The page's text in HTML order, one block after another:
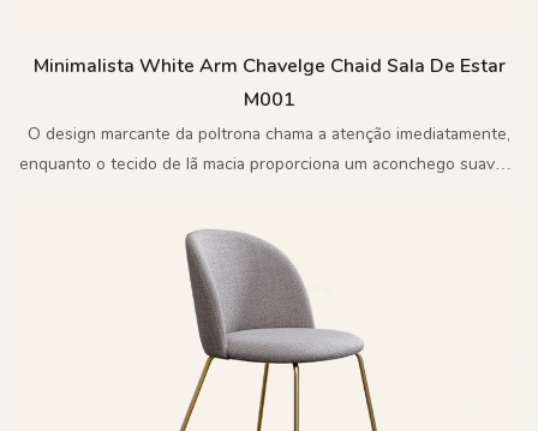
Minimalista White Arm Chavelge Chaid Sala De Estar
M001
O design marcante da poltrona chama a atenção imediatamente,
enquanto o tecido de lã macia proporciona um aconchego suave e